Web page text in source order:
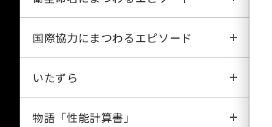
おおすみ
たんせい
国際協力にまつわるエピソード
さまざまな「ガイジン」模様
ラーメンの指
いたずら
珍酒《大隅大海》
物語「性能計算書」